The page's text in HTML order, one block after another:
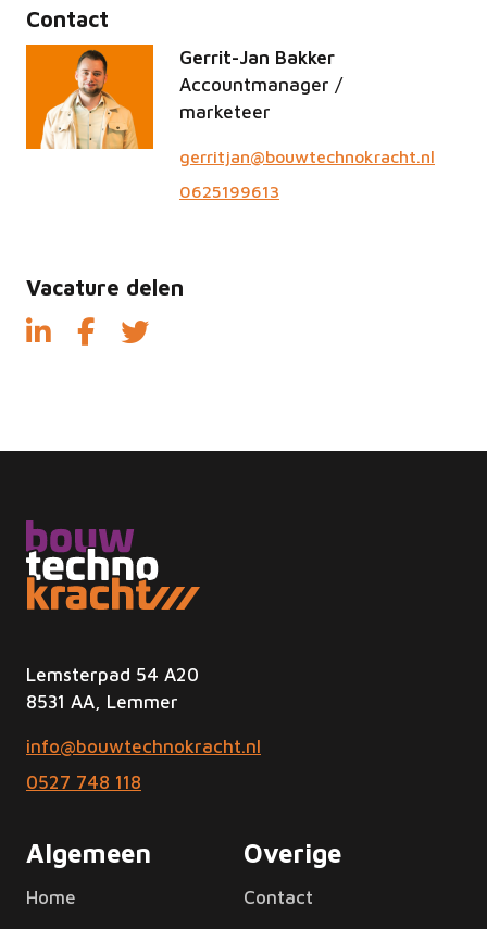
Contact
Gerrit-Jan Bakker
Accountmanager /
marketeer
gerritjan@bouwtechnokracht.nl
0625199613
Vacature delen
Lemsterpad 54 A20
8531 AA, Lemmer
info@bouwtechnokracht.nl
0527 748 118
Algemeen
Home
Overige
Contact